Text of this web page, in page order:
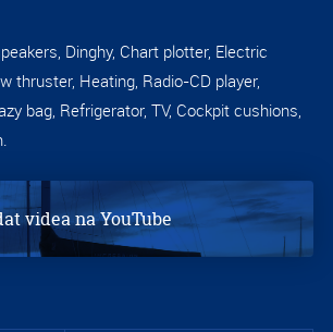
Dinghy, Chart plotter, Electric
thruster, Heating, Radio-CD player,
bag, Refrigerator, TV, Cockpit cushions,
videa na YouTube